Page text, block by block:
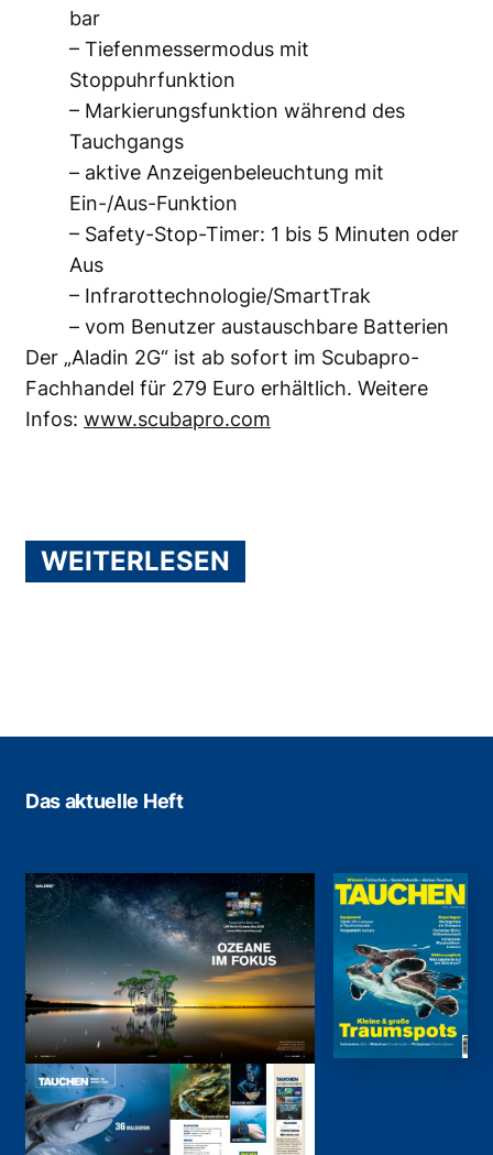
bar
– Tiefenmessermodus mit
Stoppuhrfunktion
– Markierungsfunktion während des
Tauchgangs
– aktive Anzeigenbeleuchtung mit
Ein-/Aus-Funktion
– Safety-Stop-Timer: 1 bis 5 Minuten oder
Aus
– Infrarottechnologie/SmartTrak
– vom Benutzer austauschbare Batterien
Der „Aladin 2G“ ist ab sofort im Scubapro-
Fachhandel für 279 Euro erhältlich. Weitere
Infos: www.scubapro.com
WEITERLESEN
Das aktuelle Heft